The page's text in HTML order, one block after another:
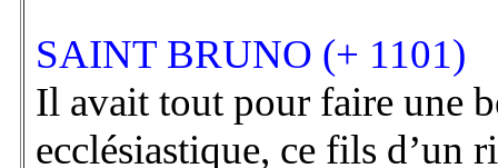
SAINT BRUNO (+ 1101)
Il avait tout pour faire une
ecclésiastique, ce fils d’un